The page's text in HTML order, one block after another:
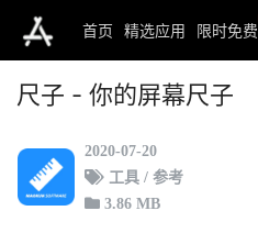
首页 精选应用 限时免费
尺子 - 你的屏幕尺子
2020-07-20
工具 / 参考
3.86 MB